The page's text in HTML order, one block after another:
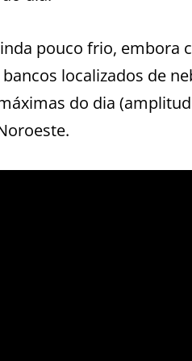
pouco frio,
localizados de
do dia